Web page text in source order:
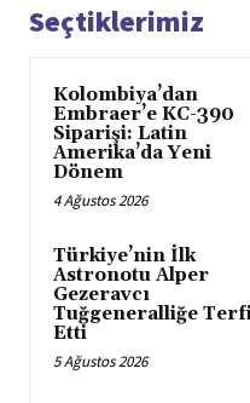
Seçtiklerimiz
Kolombiya’dan
Embraer’e KC-390
Siparişi: Latin
Amerika’da Yeni
Dönem
4 Ağustos 2026
Türkiye’nin İlk
Astronotu Alper
Gezeravcı
Tuğgeneralliğe
Etti
5 Ağustos 2026